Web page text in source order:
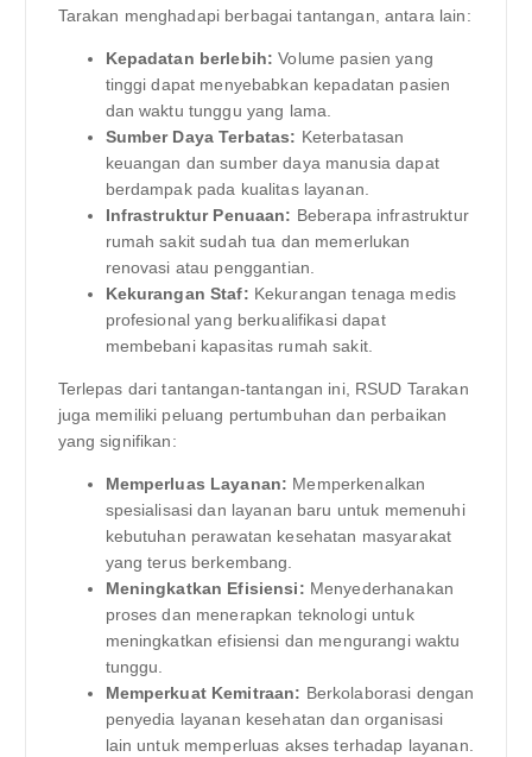
Tarakan menghadapi berbagai tantangan, antara lain:
Kepadatan berlebih: Volume pasien yang
tinggi dapat menyebabkan kepadatan pasien
dan waktu tunggu yang lama.
Sumber Daya Terbatas: Keterbatasan
keuangan dan sumber daya manusia dapat
berdampak pada kualitas layanan.
Infrastruktur Penuaan: Beberapa infrastruktur
rumah sakit sudah tua dan memerlukan
renovasi atau penggantian.
Kekurangan Staf: Kekurangan tenaga medis
profesional yang berkualifikasi dapat
membebani kapasitas rumah sakit.
Terlepas dari tantangan-tantangan ini, RSUD Tarakan
juga memiliki peluang pertumbuhan dan perbaikan
yang signifikan:
Memperluas Layanan: Memperkenalkan
spesialisasi dan layanan baru untuk memenuhi
kebutuhan perawatan kesehatan masyarakat
yang terus berkembang.
Meningkatkan Efisiensi: Menyederhanakan
proses dan menerapkan teknologi untuk
meningkatkan efisiensi dan mengurangi waktu
tunggu.
Memperkuat Kemitraan: Berkolaborasi dengan
penyedia layanan kesehatan dan organisasi
lain untuk memperluas akses terhadap layanan.